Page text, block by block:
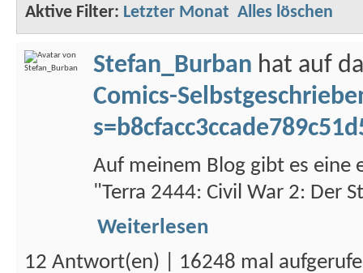
Aktive Filter: Letzter Monat Alles löschen
Stefan_Burban hat auf
Comics-
Auf meinem Blog gibt es eine
"Terra 2444: Civil War 2: Der
Weiterlesen
12 Antwort(en) | 16248 mal